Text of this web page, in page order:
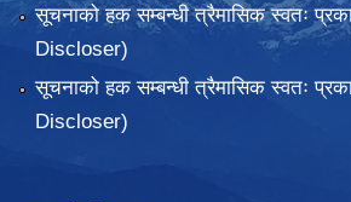
सूचनाको हक सम्बन्धी त्रैमासिक स्वतः
Discloser)
सूचनाको हक सम्बन्धी त्रैमासिक स्वतः
Discloser)